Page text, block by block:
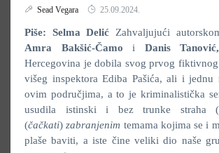
Sead Vegara 25.09.2024.
Piše: Selma Delić Zahvaljujući
Amra Bakšić-Čamo i Danis Tanović
Hercegovina je dobila svog prvog
višeg inspektora Ediba Pašića, ali i jednu
ovim područjima, a to je kriminalistička
usudila istinski i bez trunke straha
(čačkati)zabranjenim temama kojima se i
plaše baviti, a iste čine veliki dio naše